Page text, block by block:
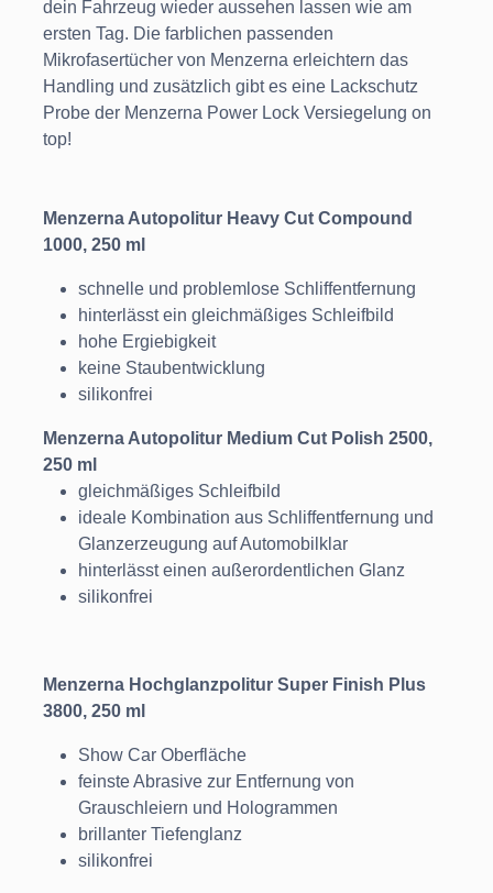
dein Fahrzeug wieder aussehen lassen wie am
ersten Tag. Die farblichen passenden
Mikrofasertücher von Menzerna erleichtern das
Handling und zusätzlich gibt es eine Lackschutz
Probe der Menzerna Power Lock Versiegelung on
top!
Menzerna Autopolitur Heavy Cut Compound
1000, 250 ml
schnelle und problemlose Schliffentfernung
hinterlässt ein gleichmäßiges Schleifbild
hohe Ergiebigkeit
keine Staubentwicklung
silikonfrei
Menzerna Autopolitur Medium Cut Polish 2500,
250 ml
gleichmäßiges Schleifbild
ideale Kombination aus Schliffentfernung und
Glanzerzeugung auf Automobilklar
hinterlässt einen außerordentlichen Glanz
silikonfrei
Menzerna Hochglanzpolitur Super Finish Plus
3800, 250 ml
Show Car Oberfläche
feinste Abrasive zur Entfernung von
Grauschleiern und Hologrammen
brillanter Tiefenglanz
silikonfrei